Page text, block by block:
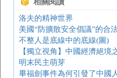
相關閱讀
洛夫的精神世界
美國“防擴散安全倡議”的合
不整人是底線中的底線(圖)
【獨立視角】中國經濟絕境
明末民主萌芽
畢福劍事件為何引發了中國